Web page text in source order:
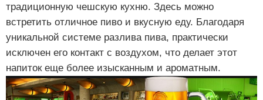
традиционную чешскую кухню. Здесь можно
встретить отличное пиво и вкусную еду. Благодаря
уникальной системе разлива пива, практически
исключен его контакт с воздухом, что делает этот
напиток еще более изысканным и ароматным.